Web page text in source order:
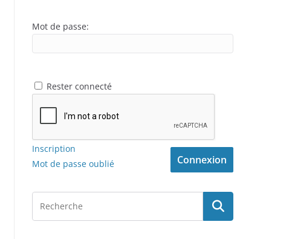
Mot de passe:
Rester connecté
Connexion
Inscription
Mot de passe oublié